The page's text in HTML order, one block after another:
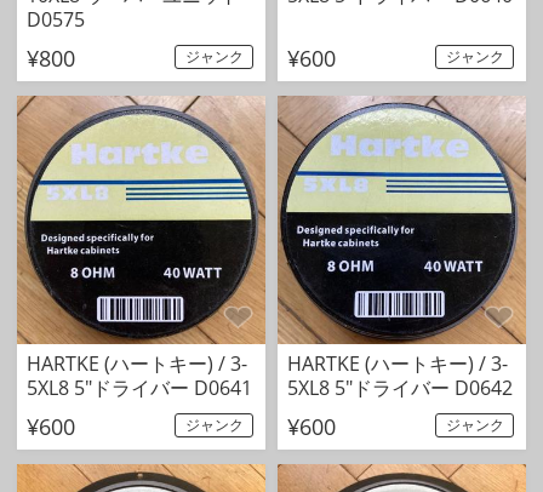
D0575
¥800 ジャンク ¥600 ジャンク
HARTKE (ハートキー) / 3-
5XL8 5"ドライバー D0641
¥600 ジャンク
HARTKE (ハートキー) / 3-
5XL8 5"ドライバー D0642
¥600 ジャンク